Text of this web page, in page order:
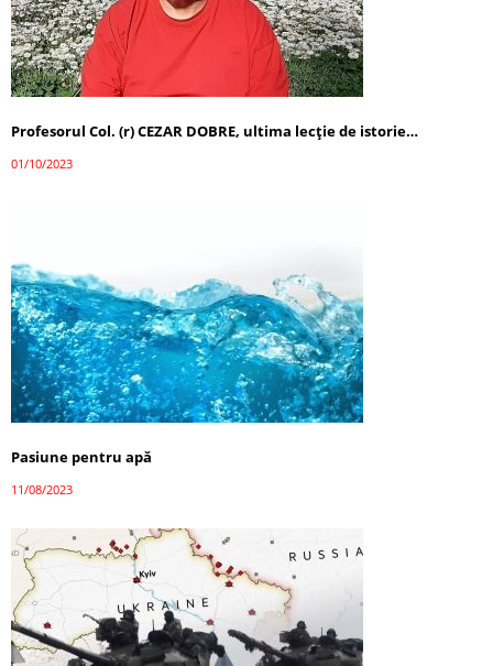
Profesorul Col. (r) CEZAR DOBRE, ultima lecţie de istorie…
01/10/2023
Pasiune pentru apă
11/08/2023